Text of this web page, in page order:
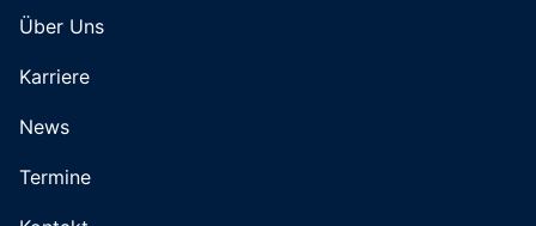
Über Uns
Karriere
News
Termine